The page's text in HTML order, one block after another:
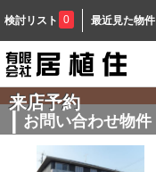
検討リスト 0 最近見た物件
来店予約
お問い合わせ物件